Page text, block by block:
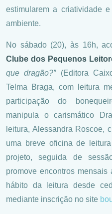
estimularem a criatividade
ambiente.
No sábado (20), às 16h,
Clube dos Pequenos
que dragão?”(Editora
Telma Braga, com leitura
participação do
manipula o carismático
leitura, Alessandra Roscoe,
uma breve oficina de
projeto, seguida de
promove encontros
hábito da leitura desde
mediante inscrição no site